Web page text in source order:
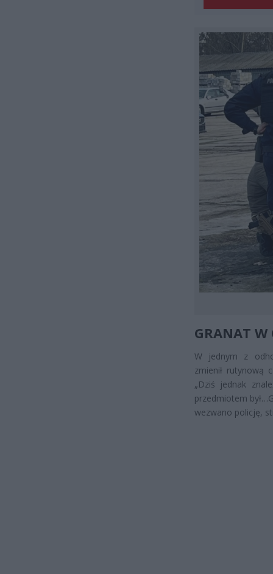
GRANAT W
W jednym z
zmienił rutynową
„Dziś jednak
przedmiotem
wezwano policję,